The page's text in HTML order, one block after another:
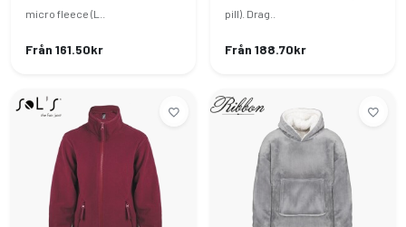
micro fleece (L..
Från 161.50kr
pill). Drag..
Från 188.70kr